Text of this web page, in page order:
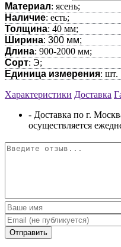
Материал: ясень;
Наличие: есть;
Толщина: 40 мм;
Ширина: 300 мм;
Длина: 900-2000 мм;
Сорт: Э;
Единица измерения: шт.
Характеристики Доставка
- Доставка по г.
осуществляется
Отправить